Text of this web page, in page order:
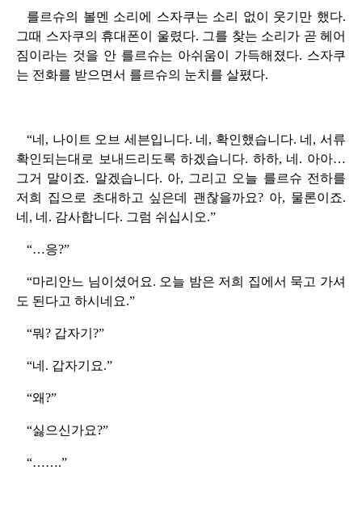
를르슈의 볼멘 소리에 스자쿠는 소리 없이 웃기만 했다.
그때 스자쿠의 휴대폰이 울렸다. 그를 찾는 소리가 곧 헤어
짐이라는 것을 안 를르슈는 아쉬움이 가득해졌다. 스자쿠
는 전화를 받으면서 를르슈의 눈치를 살폈다.
“네, 나이트 오브 세븐입니다. 네, 확인했습니다. 네, 서류
확인되는대로 보내드리도록 하겠습니다. 하하, 네. 아아…
그거 말이죠. 알겠습니다. 아, 그리고 오늘 를르슈 전하를
저희 집으로 초대하고 싶은데 괜찮을까요? 아, 물론이죠.
네, 네. 감사합니다. 그럼 쉬십시오.”
“…응?”
“마리안느 님이셨어요. 오늘 밤은 저희 집에서 묵고 가셔
도 된다고 하시네요.”
“뭐? 갑자기?”
“네. 갑자기요.”
“왜?”
“싫으신가요?”
“…….”